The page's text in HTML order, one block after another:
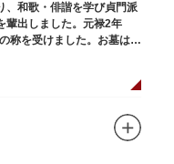
、和歌・俳諧を学び貞門派
輩出しました。元禄2年
称を受けました。お墓は正